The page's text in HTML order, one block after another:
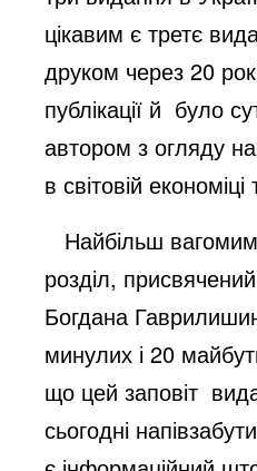
цікавим є третє
друком через 20
публікації й було
автором з огляду
в світовій економіці
Найбільш
розділ,
Богдана
минулих і 20
що цей заповіт
сьогодні